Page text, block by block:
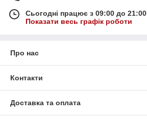
Сьогодні працює з 09:00 до 21:00
Показати весь графік роботи
Про нас
Контакти
Доставка та оплата